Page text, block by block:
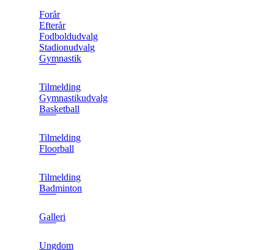
Forår
Efterår
Fodboldudvalg
Stadionudvalg
Gymnastik
Tilmelding
Gymnastikudvalg
Basketball
Tilmelding
Floorball
Tilmelding
Badminton
Galleri
Ungdom